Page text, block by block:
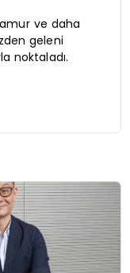
ve daha
geleni
noktaladı.